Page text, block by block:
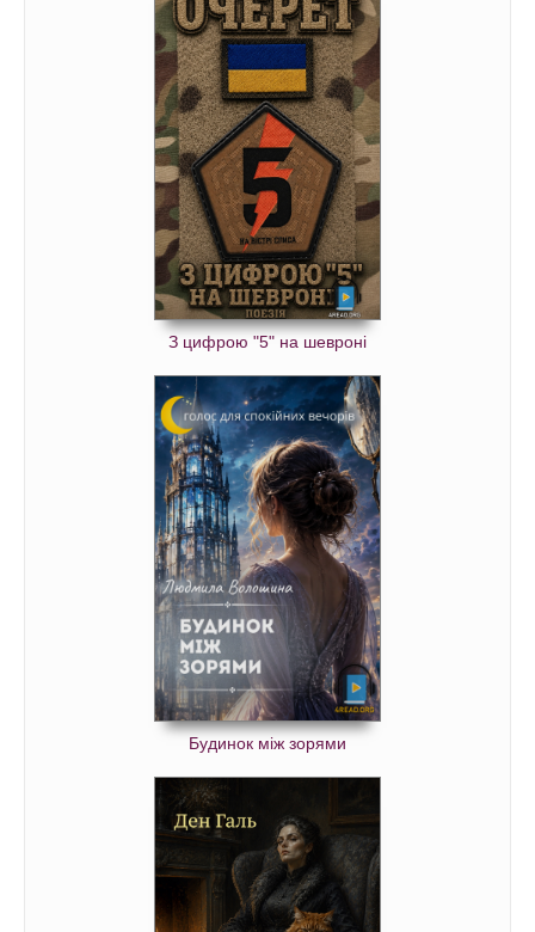
З цифрою "5" на шевроні
Будинок між зорями